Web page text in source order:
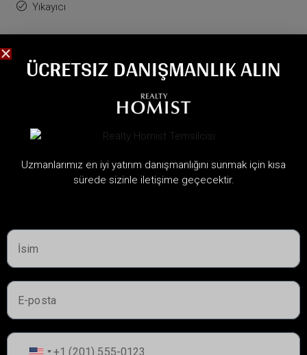
Yıkayıcı
WiFi
Pencere Kaplamaları
BENZER İLANLAR
ÜCRETSIZ DANIŞMANLIK ALIN
Uzmanlarımız en iyi yatırım danışmanlığını sunmak için kısa
sürede sizinle iletişime geçecektir.